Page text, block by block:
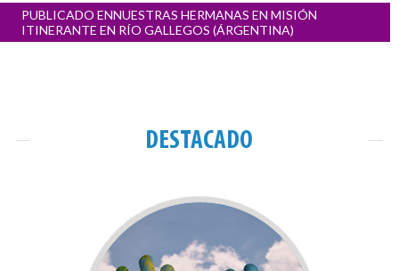
Navegación
entradas
PUBLICADO ENNUESTRAS HERMANAS EN MISIÓN
ITINERANTE EN RÍO GALLEGOS (ÁRGENTINA)
DESTACADO